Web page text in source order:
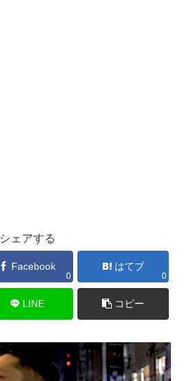
シェアする
Facebook
0
はてブ
0
LINE コピー